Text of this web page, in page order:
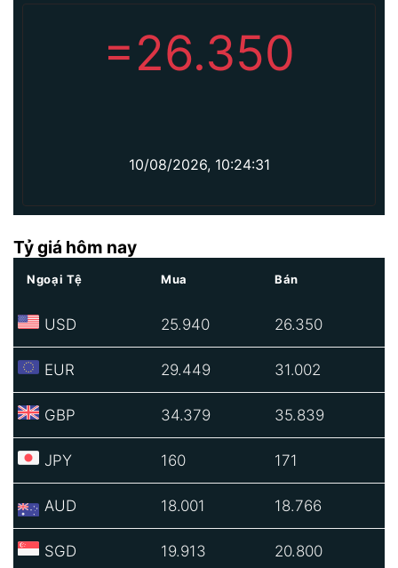
=26.350
10/08/2026, 10:24:31
Tỷ giá hôm nay
Ngoại Tệ Mua Bán
USD 25.940 26.350
EUR 29.449 31.002
GBP 34.379 35.839
JPY 160 171
AUD 18.001 18.766
SGD 19.913 20.800